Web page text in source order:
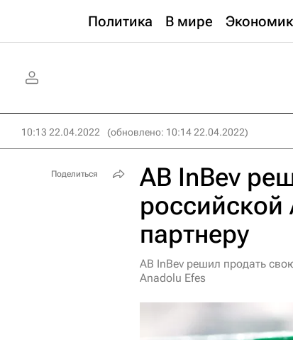
Политика В мире
10:13 22.04.2022 (обновлено: 10:14 22.04.2022)
AB InBev
российской
партнеру
AB InBev решил продать
Anadolu Efes
Поделиться